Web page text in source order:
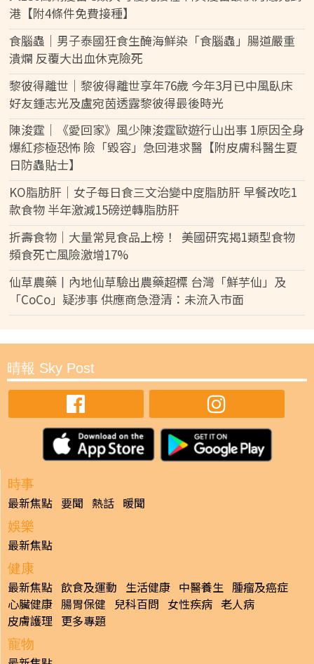
港【附4條件免費接種】
食腦蟲｜男子泰國狂食生醃海鮮染「食腦蟲」腸道嚴重
潰爛 反覆大出血休克險死
黎彼得離世｜黎彼得離世享年76歲 今年3月已中風臥床
好友鍾志光及盧宛茵透露黎彼得最後時光
陳浚霆｜《愛回家》風少陳浚霆歐遊行山出事 1原因全身
爆紅疹極恐怖 險「毀容」急回港求醫【附皮膚科醫生夏
日防蟲貼士】
KO脂肪肝｜女子每日食三文治變中度脂肪肝 早餐改吃1
款食物 半年激減15磅逆轉脂肪肝
折壽食物｜大量常見食品上榜！ 美國研究揭1類型食物
頻食死亡風險激增17%
仙草農藥丨內地仙草驗出農藥超標 台灣「鮮芋仙」及
「CoCo」疑涉事 供應商急澄清：未流入市面
晴報 Sky Post
時事
最新焦點 要聞 熱話 暖聞
娛樂
最新焦點
健康
最新焦點 飲食及運動 生活健康 中醫養生 腫瘤及癌症
心臟健康 腸胃保健 兒科百問 女性疾病 老人病
皮膚護理 更多專題
寵物